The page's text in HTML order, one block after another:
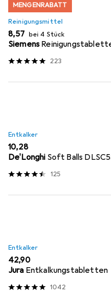
MENGENRABATT
Reinigungsmittel
EUR
8,57 bei 4 Stück
Siemens
223
Entkalker
EUR
10,28
De'Longhi Soft Balls
125
Entkalker
EUR
42,90
Jura Entkalkungstabletten
1042